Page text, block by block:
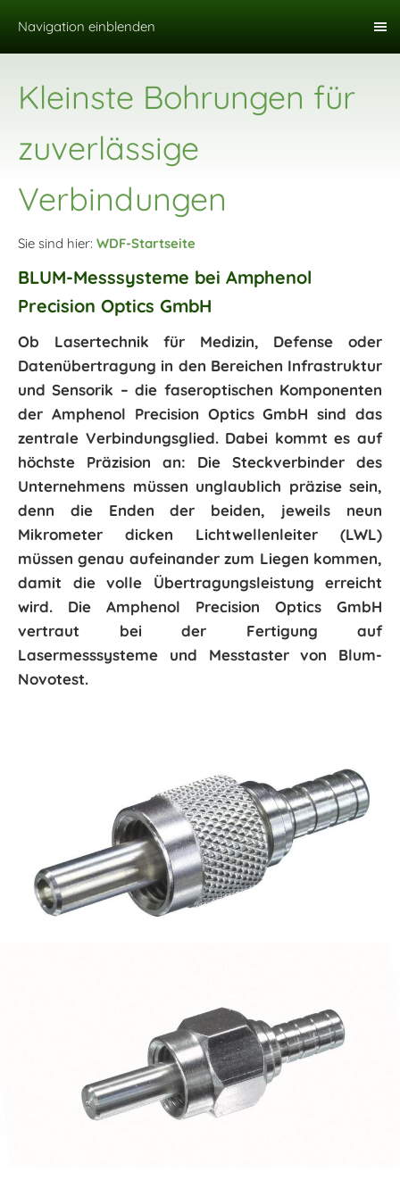
Navigation einblenden
Kleinste Bohrungen für
zuverlässige
Verbindungen
Sie sind hier: WDF-Startseite
BLUM-Messsysteme bei Amphenol
Precision Optics GmbH
Ob Lasertechnik für Medizin, Defense oder
Datenübertragung in den Bereichen Infrastruktur
und Sensorik – die faseroptischen Komponenten
der Amphenol Precision Optics GmbH sind das
zentrale Verbindungsglied. Dabei kommt es auf
höchste Präzision an: Die Steckverbinder des
Unternehmens müssen unglaublich präzise sein,
denn die Enden der beiden, jeweils neun
Mikrometer dicken Lichtwellenleiter (LWL)
müssen genau aufeinander zum Liegen kommen,
damit die volle Übertragungsleistung erreicht
wird. Die Amphenol Precision Optics GmbH
vertraut bei der Fertigung auf
Lasermesssysteme und Messtaster von Blum-
Novotest.